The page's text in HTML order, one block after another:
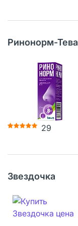
Ринонорм-Тева
29
Звездочка